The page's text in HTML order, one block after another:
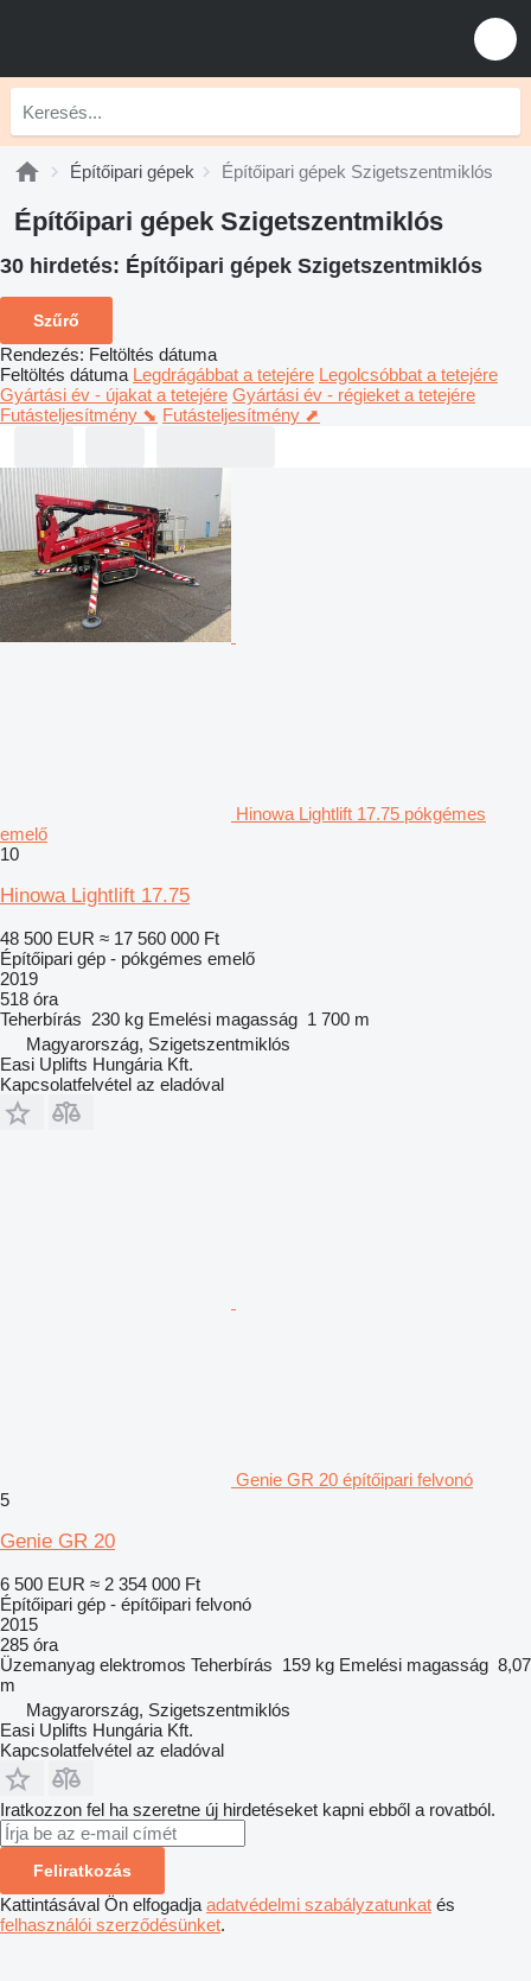
Építőipari gépek Építőipari gépek Szigetszentmiklós
Építőipari gépek Szigetszentmiklós
30 hirdetés: Építőipari gépek Szigetszentmiklós
Szűrő
Rendezés: Feltöltés dátuma
Feltöltés dátuma Legdrágábbat a tetejére Legolcsóbbat a tetejére
Gyártási év - újakat a tetejére Gyártási év - régieket a tetejére
Futásteljesítmény ⬊ Futásteljesítmény ⬈
Hinowa Lightlift 17.75 pókgémes
emelő
10
Hinowa Lightlift 17.75
48 500 EUR ≈ 17 560 000 Ft
Építőipari gép - pókgémes emelő
2019
518 óra
Teherbírás 230 kg Emelési magasság 1 700 m
Magyarország, Szigetszentmiklós
Easi Uplifts Hungária Kft.
Kapcsolatfelvétel az eladóval
Genie GR 20 építőipari felvonó
5
Genie GR 20
6 500 EUR ≈ 2 354 000 Ft
Építőipari gép - építőipari felvonó
2015
285 óra
Üzemanyag elektromos Teherbírás 159 kg Emelési magasság 8,07
m
Magyarország, Szigetszentmiklós
Easi Uplifts Hungária Kft.
Kapcsolatfelvétel az eladóval
Iratkozzon fel ha szeretne új hirdetéseket kapni ebből a rovatból.
Feliratkozás
Kattintásával Ön elfogadja adatvédelmi szabályzatunkat és
felhasználói szerződésünket.